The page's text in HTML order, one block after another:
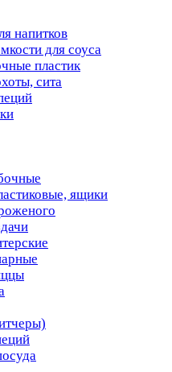
напитков
для соуса
пластик
сита
ящики